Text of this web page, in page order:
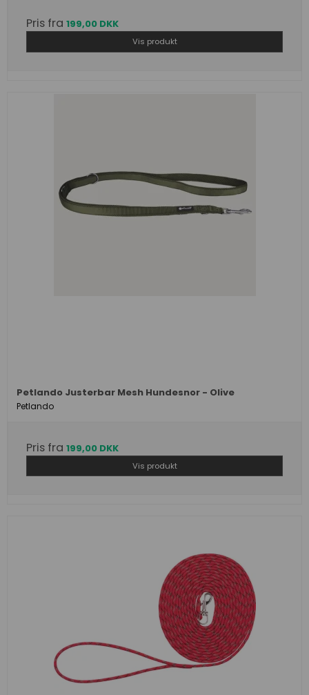
Pris fra 199,00 DKK
Vis produkt
Petlando Justerbar Mesh Hundesnor - Olive
Petlando
Pris fra 199,00 DKK
Vis produkt